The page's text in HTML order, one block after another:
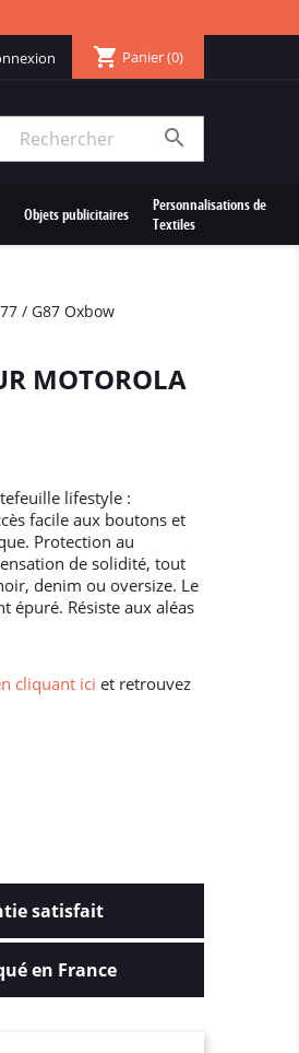
shopping_cart Panier(0)

Objets publicitaires
Personnalisations de
Textiles
/ G87 Oxbow
MOTOROLA
lifestyle :
facile aux boutons et
Protection au
de solidité, tout
denim ou oversize. Le
épuré. Résiste aux aléas
cliquant ici et retrouvez
satisfait
en France